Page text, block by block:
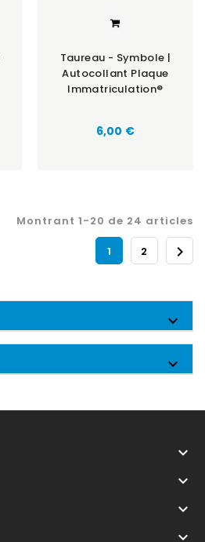
Taureau - Symbole |
Autocollant Plaque
Immatriculation®
6,00 €
Montrant 1-20 de 24 articles
1 2 





